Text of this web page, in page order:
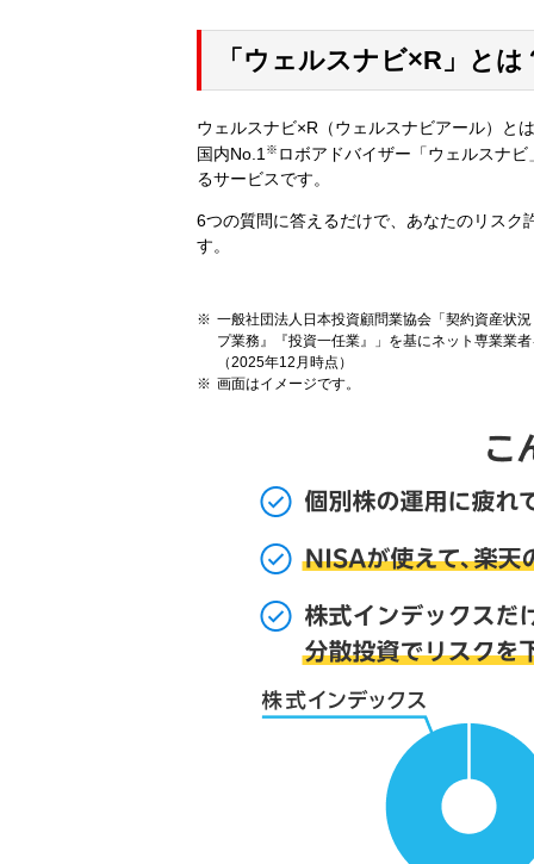
「ウェルスナビ×R」とは
ウェルスナビ×R（ウェルスナビアール）と
国内No.1 ※ ロボアドバイザー「ウェルスナ
るサービスです。
6つの質問に答えるだけで、あなたのリスク
す。
一般社団法人日本投資顧問業協会「契約資産状
プ業務』『投資一任業』」を基にネット専業業
（2025年12月時点）
画面はイメージです。